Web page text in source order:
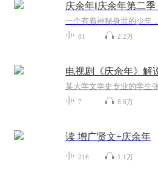
81 2.2万
电视剧《庆余年》解
7 8.6万
读 增广贤文+庆余年
216 1.1万